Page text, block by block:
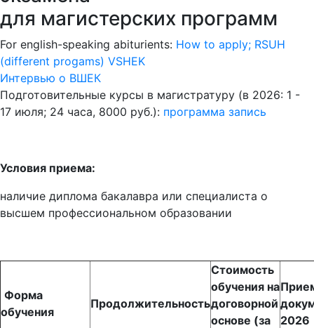
для магистерских программ
For english-speaking abiturients: How to apply; RSUH
(different progams) VSHEK
Интервью о ВШЕК
Подготовительные курсы в магистратуру (в 2026: 1 -
17 июля; 24 часа, 8000 руб.): программа запись
Условия приема:
наличие диплома бакалавра или специалиста о
высшем профессиональном образовании
Форма
обучения
Продолжительность
Стоимость
обучения на
договорной
основе (за